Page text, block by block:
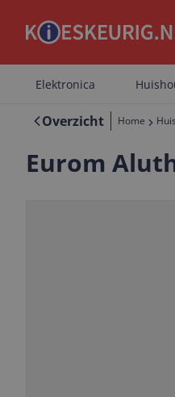
Elektronica
Overzicht Home
Eurom